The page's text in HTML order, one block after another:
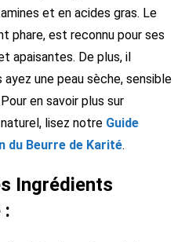
et en acides gras. Le
phare, est reconnu pour ses
apaisantes. De plus, il
une peau sèche, sensible
en savoir plus sur
lisez notre Guide
du Beurre de Karité.
Ingrédients
: